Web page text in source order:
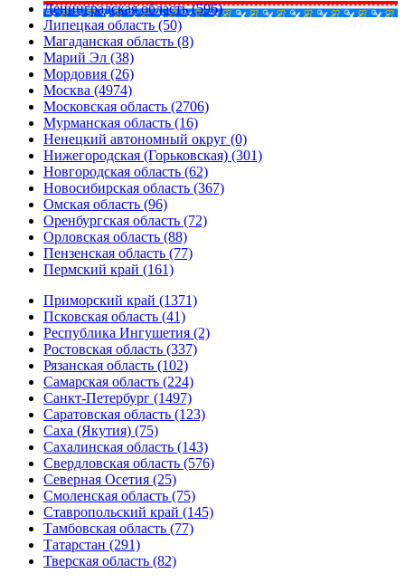
Ленинградская область (596)
Липецкая область (50)
Магаданская область (8)
Марий Эл (38)
Мордовия (26)
Москва (4974)
Московская область (2706)
Мурманская область (16)
Ненецкий автономный округ (0)
Нижегородская (Горьковская) (301)
Новгородская область (62)
Новосибирская область (367)
Омская область (96)
Оренбургская область (72)
Орловская область (88)
Пензенская область (77)
Пермский край (161)
Приморский край (1371)
Псковская область (41)
Республика Ингушетия (2)
Ростовская область (337)
Рязанская область (102)
Самарская область (224)
Санкт-Петербург (1497)
Саратовская область (123)
Саха (Якутия) (75)
Сахалинская область (143)
Свердловская область (576)
Северная Осетия (25)
Смоленская область (75)
Ставропольский край (145)
Тамбовская область (77)
Татарстан (291)
Тверская область (82)